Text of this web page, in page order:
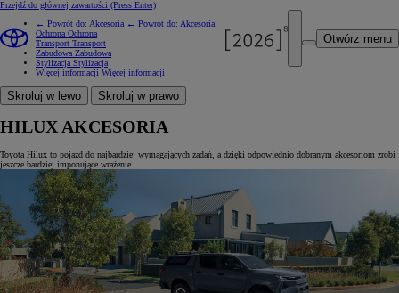
Przejdź do głównej zawartości (Press Enter)
Otwórz menu
← Powrót do: Akcesoria ← Powrót do: Akcesoria
Ochrona Ochrona
Transport Transport
Zabudowa Zabudowa
Stylizacja Stylizacja
Więcej informacji Więcej informacji
Skroluj w lewo Skroluj w prawo
HILUX AKCESORIA
Toyota Hilux to pojazd do najbardziej wymagających zadań, a dzięki odpowiednio dobranym akcesoriom zrobi
jeszcze bardziej imponujące wrażenie.